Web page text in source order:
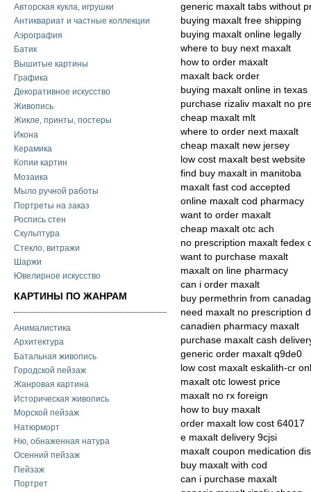
Авторская кукла, игрушки
Антиквариат и частные коллекции
Аэрография
Батик
Вышитые картины
Графика
Декоративное искусство
Живопись
Жикле, принты, постеры
Икона
Керамика
Копии картин
Мозаика
Мыло ручной работы
Портреты на заказ
Роспись стен
Скульптура
Стекло, витражи
Шаржи
Ювелирное искусство
КАРТИНЫ ПО ЖАНРАМ
Анималистика
Архитектура
Батальная живопись
Городской пейзаж
Жанровая картина
Историческая живопись
Морской пейзаж
Натюрморт
Ню, обнаженная натура
Осенний пейзаж
Пейзаж
Портрет
generic maxalt tabs without
buying maxalt free shipping
buying maxalt online legally
where to buy next maxalt
how to order maxalt
maxalt back order
buying maxalt online in texas
purchase rizaliv maxalt no
cheap maxalt mlt
where to order next maxalt
cheap maxalt new jersey
low cost maxalt best website
find buy maxalt in manitoba
maxalt fast cod accepted
online maxalt cod pharmacy
want to order maxalt
cheap maxalt otc ach
no prescription maxalt fedex
want to purchase maxalt
maxalt on line pharmacy
can i order maxalt
buy permethrin from
need maxalt no prescription
canadien pharmacy maxalt
purchase maxalt cash
generic order maxalt q9de0
low cost maxalt eskalith-cr
maxalt otc lowest price
maxalt no rx foreign
how to buy maxalt
order maxalt low cost 64017
e maxalt delivery 9cjsi
maxalt coupon medication
buy maxalt with cod
can i purchase maxalt